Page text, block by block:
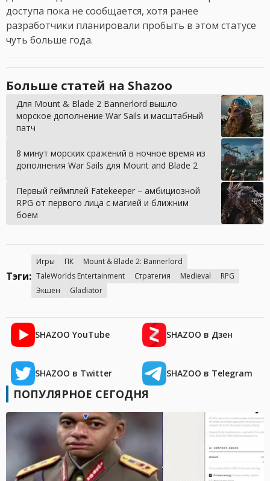
доступа пока не сообщается, хотя ранее
разработчики планировали пробыть в этом статусе
чуть больше года.
Больше статей на Shazoo
Для Mount & Blade 2 Bannerlord вышло
морское дополнение War Sails и масштабный
патч
8 минут морских сражений в ночное время из
дополнения War Sails для Mount and Blade 2
Первый геймплей Fatekeeper – амбициозной
RPG от первого лица с магией и ближним
боем
Тэги:
Игры ПК
Mount & Blade 2: Bannerlord
TaleWorlds Entertainment
Стратегия Medieval
RPG
Экшен
Gladiator
SHAZOO YouTube SHAZOO в Дзен
SHAZOO в Twitter SHAZOO в Telegram
ПОПУЛЯРНОЕ СЕГОДНЯ